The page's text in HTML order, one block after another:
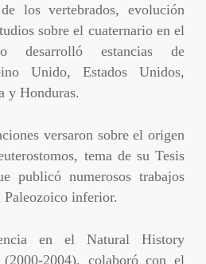
los vertebrados, evolución
sobre el cuaternario en el
desarrolló estancias de
Unido, Estados Unidos,
y Honduras.
versaron sobre el origen
tema de su Tesis
publicó numerosos trabajos
Paleozoico inferior.
en el Natural History
2004), colaboró con el